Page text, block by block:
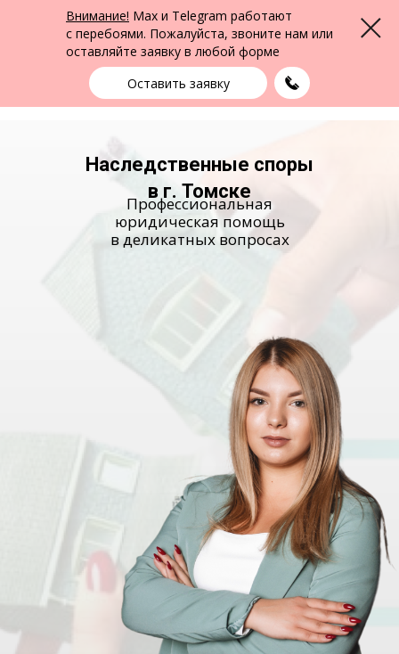
Меню
Юридическая помощь в Томске
ФПК Альтернатива
Томск
выбрать город
+7 (3822) 99-49-59
Внимание! Max и Telegram работают
с перебоями. Пожалуйста, звоните нам или
оставляйте заявку в любой форме
Оставить заявку
Профессиональная
юридическая помощь
в деликатных вопросах
Наследственные споры
в г. Томске